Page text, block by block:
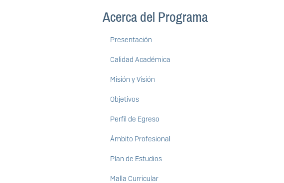
Acerca del Programa
Presentación
Calidad Académica
Misión y Visión
Objetivos
Perfil de Egreso
Ámbito Profesional
Plan de Estudios
Malla Curricular